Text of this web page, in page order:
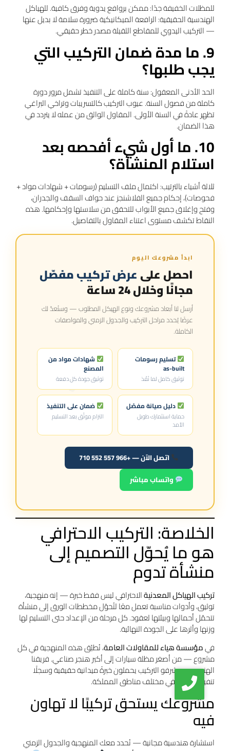
للمظلات الخفيفة جدًا: ممكن بروافع يدوية وفرق كافية. للهياكل
الهندسية الحقيقية: الرافعة الميكانيكية ضرورة سلامة لا بديل عنها
— التركيب اليدوي للمقاطع الثقيلة مصدر خطر حقيقي.
9. ما مدة ضمان التركيب التي
يجب طلبها؟
الحد الأدنى المعقول: سنة كاملة على التنفيذ تشمل مرور دورة
كاملة من فصول السنة. عيوب التركيب كالتسريبات وتراخي البراغي
تظهر عادةً في السنة الأولى. المقاول الواثق من عمله لا يتردد في
هذا الضمان.
10. ما أول شيء أفحصه بعد
استلام المنشأة؟
ثلاثة أشياء بالترتيب: اكتمال ملف التسليم (رسومات + شهادات مواد +
فحوصات)، إحكام جميع الفلاشنجز عند حواف السقف والجدران،
وفتح وإغلاق جميع الأبواب للتحقق من سلاستها وإحكامها. هذه
النقاط تكشف مستوى اعتناء المقاول بالتفاصيل.
ابدأ مشروعك اليوم
احصل علىعرض تركيب مفصّل
مجانًا وخلال 24 ساعة
أرسل لنا أبعاد مشروعك ونوع الهيكل المطلوب — وسنُعدّ لك
عرضًا يُحدد مراحل التركيب والجدول الزمني والمواصفات
الكاملة.
تسليم رسومات
as-built
توثيق كامل لما نُفّذ
شهادات مواد من
المصنع
توثيق جودة كل دفعة
دليل صيانة مفصّل
حماية استثمارك طويل
الأمد
ضمان على التنفيذ
التزام موثّق بعد التسليم
اتصل الآن — +966 557 552 710
واتساب مباشر
الخلاصة: التركيب الاحترافي
هو ما يُحوّل التصميم إلى
منشأة تدوم
تركيب الهياكل المعدنيةالاحترافي ليس فقط خبرة — إنه منهجية،
توثيق، وأدوات مناسبة تعمل معًا لتُحوّل مخططات الورق إلى منشأة
تتحمّل أحمالها وبيئتها لعقود. كل مرحلة من الإعداد حتى التسليم لها
وزنها وأثرها على الجودة النهائية.
فيمؤسسة هياء للمقاولات العامة، نُطبّق هذه المنهجية في كل
مشروع — من أصغر مظلة سيارات إلى أكبر هنجر صناعي. فريقنا
الهندسي ومشرفو التركيب يحملون خبرةً ميدانية حقيقية وسجلًا
تنفيذيًا موثّقًا في مختلف مناطق المملكة.
مشروعك يستحق تركيبًا لا تهاون
فيه
استشارة هندسية مجانية — نُحدد معك المنهجية والجدول الزمني